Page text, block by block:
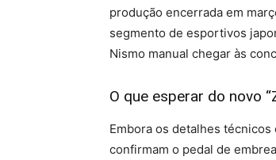
produção encerrada em
segmento de esportivos
Nismo manual chegar às
O que esperar do novo
Embora os detalhes
confirmam o pedal de